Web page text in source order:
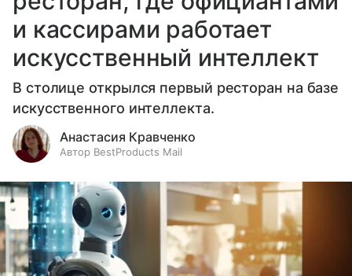
и кассирами работает
искусственный интеллект
В столице открылся первый ресторан на базе
искусственного интеллекта.
Анастасия Кравченко
Автор BestProducts Mail